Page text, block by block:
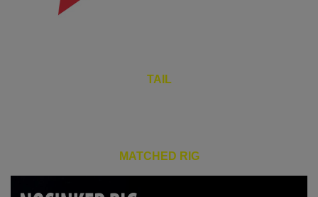
TAIL
MATCHED RIG